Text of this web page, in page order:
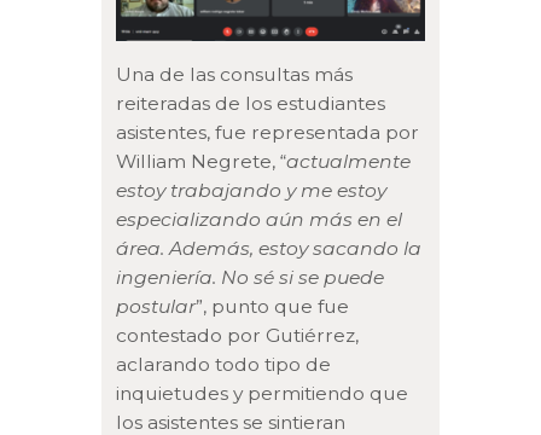
Una de las consultas más
reiteradas de los estudiantes
asistentes, fue representada por
William Negrete, “actualmente
estoy trabajando y me estoy
especializando aún más en el
área. Además, estoy sacando la
ingeniería. No sé si se puede
postular”, punto que fue
contestado por Gutiérrez,
aclarando todo tipo de
inquietudes y permitiendo que
los asistentes se sintieran